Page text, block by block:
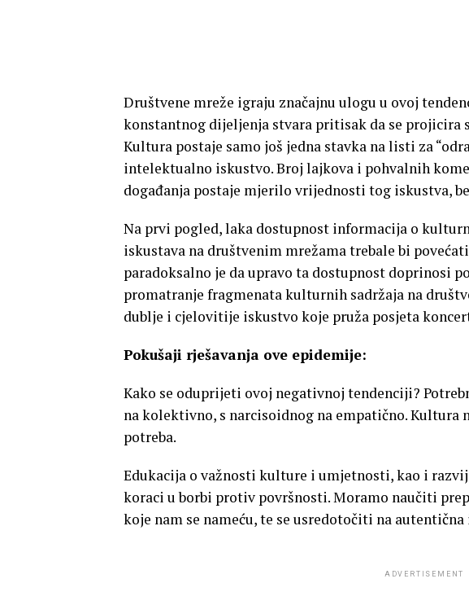
Društvene mreže igraju značajnu ulogu u ovoj
konstantnog dijeljenja stvara pritisak da se
Kultura postaje samo još jedna stavka na listi za
intelektualno iskustvo. Broj lajkova i pohvalnih
događanja postaje mjerilo vrijednosti tog iskustva,
Na prvi pogled, laka dostupnost informacija o
iskustava na društvenim mrežama trebale bi
paradoksalno je da upravo ta dostupnost doprinosi
promatranje fragmenata kulturnih sadržaja na
dublje i cjelovitije iskustvo koje pruža posjeta
Pokušaji rješavanja ove epidemije:
Kako se oduprijeti ovoj negativnoj tendenciji?
na kolektivno, s narcisoidnog na empatično.
potreba.
Edukacija o važnosti kulture i umjetnosti, kao i
koraci u borbi protiv površnosti. Moramo naučiti
koje nam se nameću, te se usredotočiti na
ADVERTISEMENT